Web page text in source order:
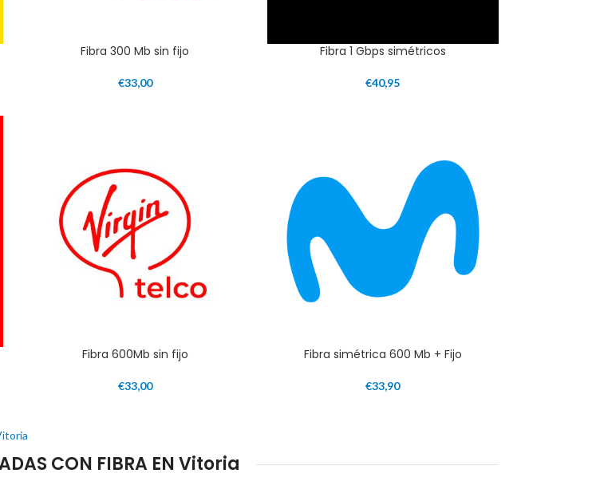
Fibra 300 Mb sin fijo
€33,00
Fibra 1 Gbps simétricos
€40,95
Fibra 600Mb sin fijo
€33,00
Fibra simétrica 600 Mb + Fijo
€33,90
CON FIBRA EN Vitoria